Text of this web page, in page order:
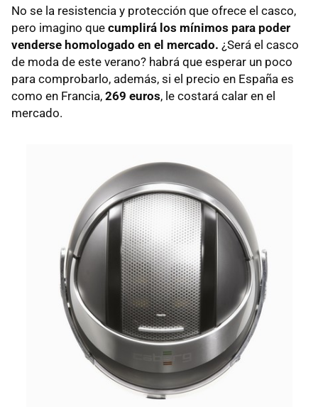
No se la resistencia y protección que ofrece el casco,
pero imagino que cumplirá los mínimos para poder
venderse homologado en el mercado. ¿Será el casco
de moda de este verano? habrá que esperar un poco
para comprobarlo, además, si el precio en España es
como en Francia, 269 euros, le costará calar en el
mercado.